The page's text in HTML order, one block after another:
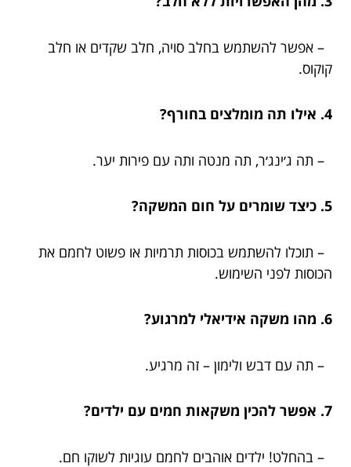
– אפשר להשתמש בחלב סויה, חלב שקדים או חלב
קוקוס.
4. אילו תה מומלצים בחורף?
– תה ג׳ינג׳ר, תה מנטה ותה עם פירות יער.
5. כיצד שומרים על חום המשקה?
– תוכלו להשתמש בכוסות תרמיות או פשוט לחמם את
הכוסות לפני השימוש.
6. מהו משקה אידיאלי למרגוע?
– תה עם דבש ולימון – זה מרגיע.
7. אפשר להכין משקאות חמים עם ילדים?
– בהחלט! ילדים אוהבים לחמם עוגיות לשוקו חם.